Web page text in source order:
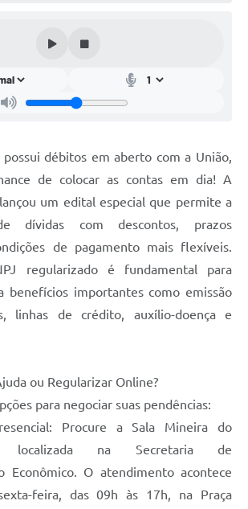
Urbana
BQ
débitos em aberto com a União,
de colocar as contas em dia! A
um edital especial que permite a
dívidas com descontos, prazos
de pagamento mais flexíveis.
regularizado é fundamental para
benefícios importantes como emissão
linhas de crédito, auxílio-doença e
ou Regularizar Online?
para negociar suas pendências:
Procure a Sala Mineira do
localizada na Secretaria de
Econômico. O atendimento acontece
feira, das 09h às 17h, na Praça